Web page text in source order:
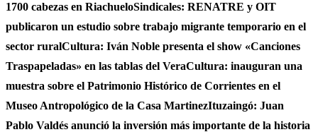
1700 cabezas en RiachueloSindicales: RENATRE y OIT
publicaron un estudio sobre trabajo migrante temporario en el
sector ruralCultura: Iván Noble presenta el show «Canciones
Traspapeladas» en las tablas del VeraCultura: inauguran una
muestra sobre el Patrimonio Histórico de Corrientes en el
Museo Antropológico de la Casa MartinezItuzaingó: Juan
Pablo Valdés anunció la inversión más importante de la historia